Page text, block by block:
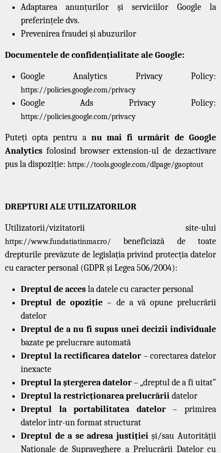
Adaptarea anunțurilor și serviciilor Google la
preferințele dvs.
Prevenirea fraudei și abuzurilor
Documentele de confidențialitate ale Google:
Google Analytics Privacy Policy:
https://policies.google.com/privacy
Google Ads Privacy Policy:
https://policies.google.com/privacy
Puteți opta pentru a nu mai fi urmărit de Google
Analytics folosind browser extension-ul de dezactivare
pus la dispoziție: https://tools.google.com/dlpage/gaoptout
DREPTURI ALE UTILIZATORILOR
Utilizatorii/vizitatorii site-ului
https://www.fundatiatinmar.ro/
beneficiază de toate
drepturile prevăzute de legislația privind protecția datelor
cu caracter personal (GDPR și Legea 506/2004):
Dreptul de accesla datele cu caracter personal
Dreptul de opoziție – de a vă opune prelucrării
datelor
Dreptul de a nu fi supus unei decizii individuale
bazate pe prelucrare automată
Dreptul la rectificarea datelor – corectarea datelor
inexacte
Dreptul la ștergerea datelor– „dreptul de a fi uitat”
Dreptul la restricționarea prelucrăriidatelor
Dreptul la portabilitatea datelor– primirea
datelor într-un format structurat
Dreptul de a se adresa justițieiși/sau Autorității
Naționale de Supraveghere a Prelucrării Datelor cu